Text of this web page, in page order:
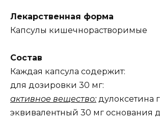
Лекарственная форма
Капсулы кишечнорастворимые
Состав
Каждая капсула содержит:
для дозировки 30 мг:
активное вещество:дулоксетина
эквивалентный 30 мг основания